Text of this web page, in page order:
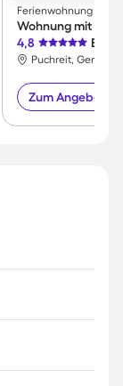
Ferienwohnung ∙ 2
Wohnung mit
4,8
Zum Angebot